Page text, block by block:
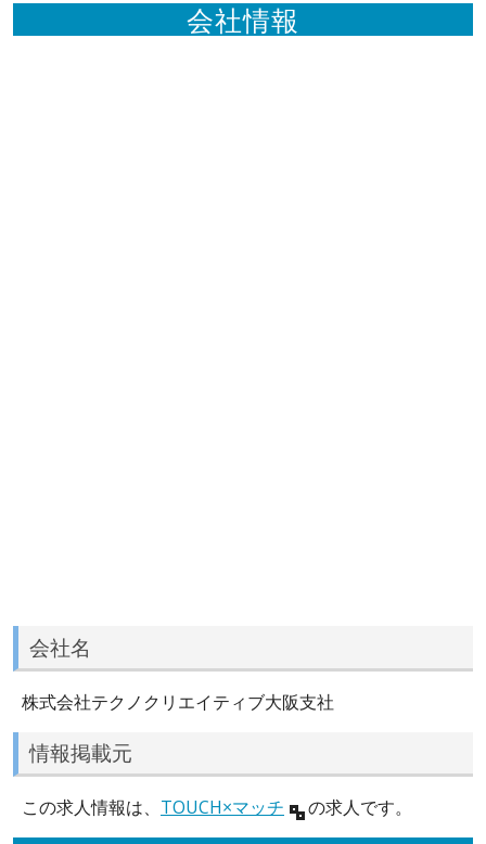
会社情報
会社名
株式会社テクノクリエイティブ大阪支社
情報掲載元
この求人情報は、 TOUCH×マッチ の求人です。